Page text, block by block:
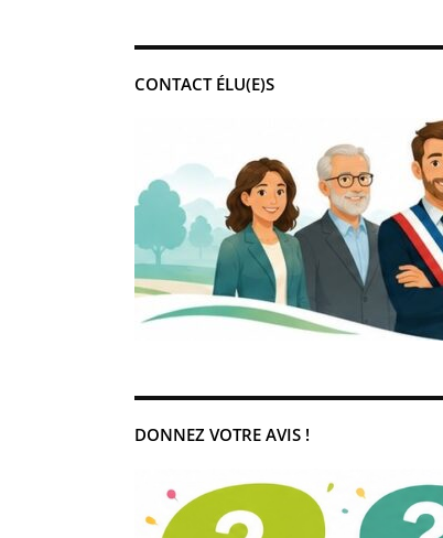
CONTACT ÉLU(E)S
DONNEZ VOTRE AVIS !